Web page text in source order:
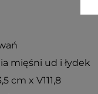
mięśni ud i łydek
cm x V111,8